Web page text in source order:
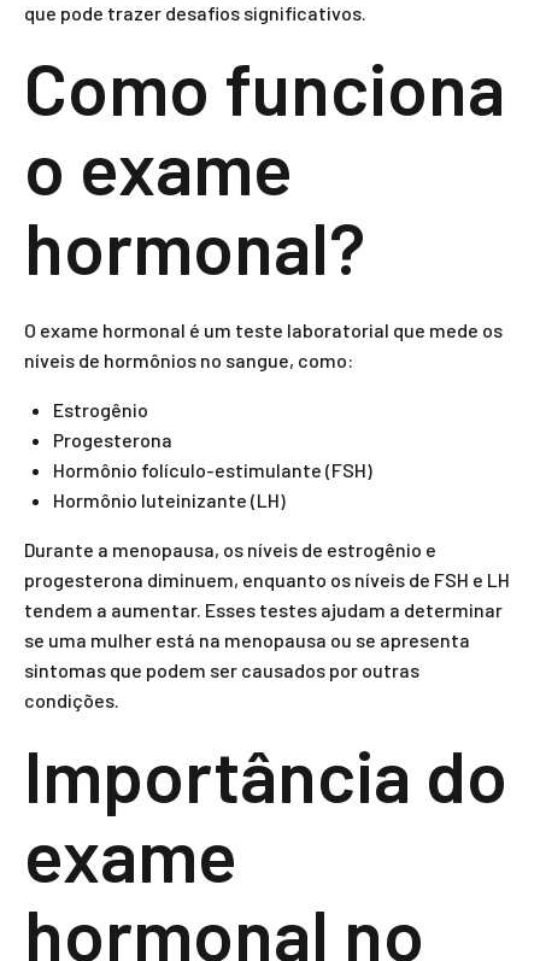
que pode trazer desafios significativos.
Como funciona
o exame
hormonal?
O exame hormonal é um teste laboratorial que mede os
níveis de hormônios no sangue, como:
Estrogênio
Progesterona
Hormônio folículo-estimulante (FSH)
Hormônio luteinizante (LH)
Durante a menopausa, os níveis de estrogênio e
progesterona diminuem, enquanto os níveis de FSH e LH
tendem a aumentar. Esses testes ajudam a determinar
se uma mulher está na menopausa ou se apresenta
sintomas que podem ser causados por outras
condições.
Importância do
exame
hormonal no